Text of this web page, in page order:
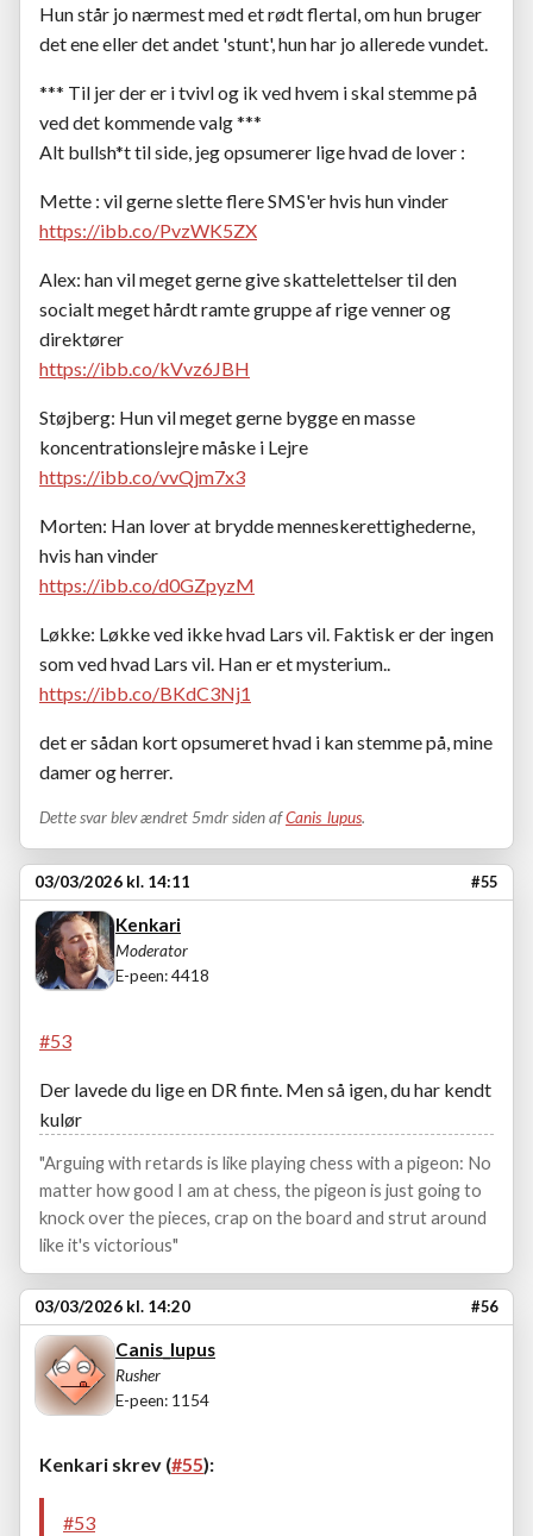
Hun står jo nærmest med et rødt flertal, om hun bruger
det ene eller det andet 'stunt', hun har jo allerede vundet.
*** Til jer der er i tvivl og ik ved hvem i skal stemme på
ved det kommende valg ***
Alt bullsh*t til side, jeg opsumerer lige hvad de lover :
Mette : vil gerne slette flere SMS'er hvis hun vinder
https://ibb.co/PvzWK5ZX
Alex: han vil meget gerne give skattelettelser til den
socialt meget hårdt ramte gruppe af rige venner og
direktører
https://ibb.co/kVvz6JBH
Støjberg: Hun vil meget gerne bygge en masse
koncentrationslejre måske i Lejre
https://ibb.co/vvQjm7x3
Morten: Han lover at brydde menneskerettighederne,
hvis han vinder
https://ibb.co/d0GZpyzM
Løkke: Løkke ved ikke hvad Lars vil. Faktisk er der ingen
som ved hvad Lars vil. Han er et mysterium..
https://ibb.co/BKdC3Nj1
det er sådan kort opsumeret hvad i kan stemme på, mine
damer og herrer.
Dette svar blev ændret 5mdr siden afCanis_lupus.
03/03/2026 kl. 14:11 #55
Kenkari
Moderator
E-peen: 4418
#53
Der lavede du lige en DR finte. Men så igen, du har kendt
kulør
"Arguing with retards is like playing chess with a pigeon: No
matter how good I am at chess, the pigeon is just going to
knock over the pieces, crap on the board and strut around
like it's victorious"
03/03/2026 kl. 14:20 #56
Canis_lupus
Rusher
E-peen: 1154
Kenkari skrev (#55):
#53